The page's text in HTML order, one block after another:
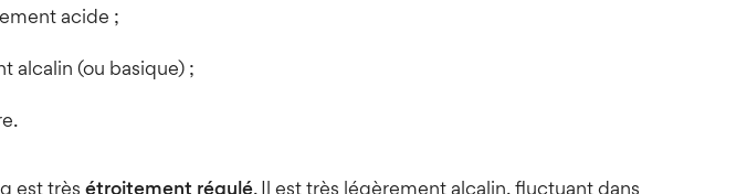
acide ;
alcalin (ou basique) ;
est trèsétroitement régulé. Il est très légèrement alcalin, fluctuant dans